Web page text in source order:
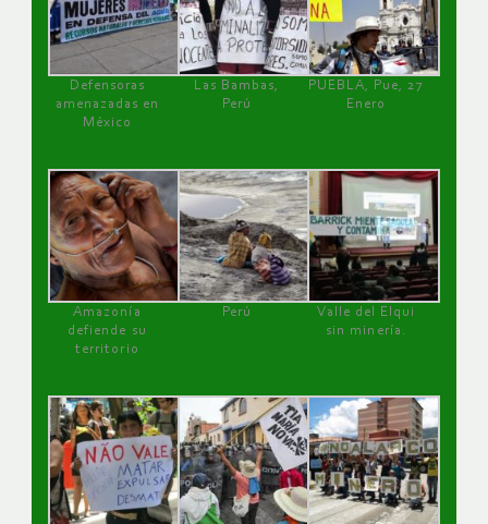
Defensoras
amenazadas en
México
Las Bambas,
Perú
PUEBLA, Pue, 27
Enero
Amazonía
defiende su
territorio
Perú
Valle del Elqui
sin minería.